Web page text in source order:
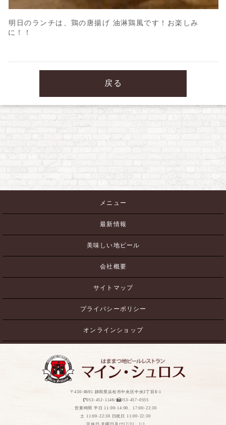
明日のランチは、鶏の唐揚げ 油淋鶏風です！お楽しみ
に！！
戻る
メニュー
最新情報
美味しい地ビール
会社概要
サイトマップ
プライバシーポリシー
オンラインショップ
〒430-8691 静岡県浜松市中央区中央3丁目8-1
053-452-1146/
053-457-0555
営業時間 平日 11:00-14:00、17:00-22:30
土 11:00-22:30 日祝日 11:00-22:30